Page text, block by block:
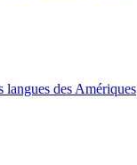
des Amériques